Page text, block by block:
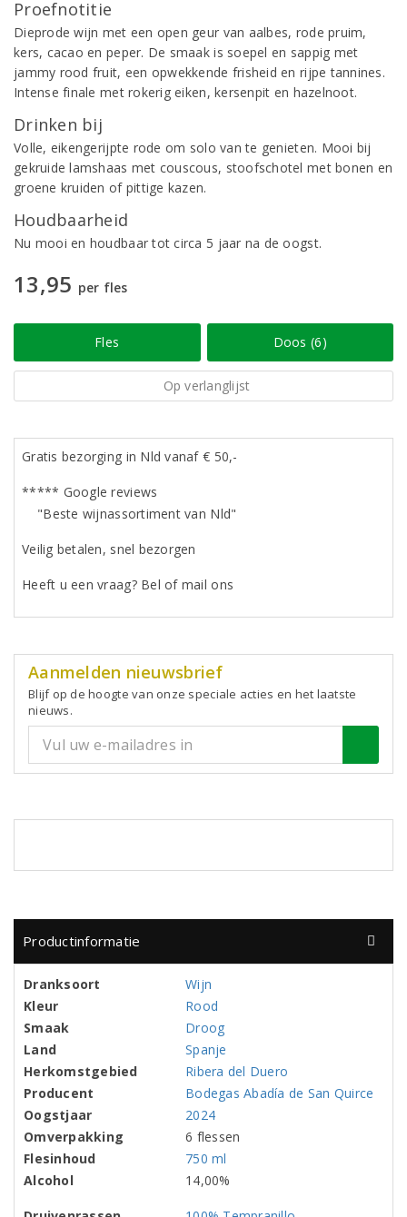
Proefnotitie
Dieprode wijn met een open geur van aalbes, rode pruim,
kers, cacao en peper. De smaak is soepel en sappig met
jammy rood fruit, een opwekkende frisheid en rijpe tannines.
Intense finale met rokerig eiken, kersenpit en hazelnoot.
Drinken bij
Volle, eikengerijpte rode om solo van te genieten. Mooi bij
gekruide lamshaas met couscous, stoofschotel met bonen en
groene kruiden of pittige kazen.
Houdbaarheid
Nu mooi en houdbaar tot circa 5 jaar na de oogst.
13,95 per fles
Fles Doos (6)
Op verlanglijst
Gratis bezorging in Nld vanaf € 50,-
***** Google reviews
"Beste wijnassortiment van Nld"
Veilig betalen, snel bezorgen
Heeft u een vraag? Bel of mail ons
Aanmelden nieuwsbrief
Blijf op de hoogte van onze speciale acties en het laatste
nieuws.
Productinformatie
Dranksoort
Wijn
Kleur
Rood
Smaak
Droog
Land
Spanje
Herkomstgebied
Ribera del Duero
Producent
Bodegas Abadía de San Quirce
Oogstjaar
2024
Omverpakking
6 flessen
Flesinhoud
750 ml
Alcohol
14,00%